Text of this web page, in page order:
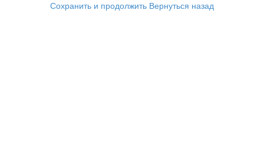
Сохранить и продолжить Вернуться назад